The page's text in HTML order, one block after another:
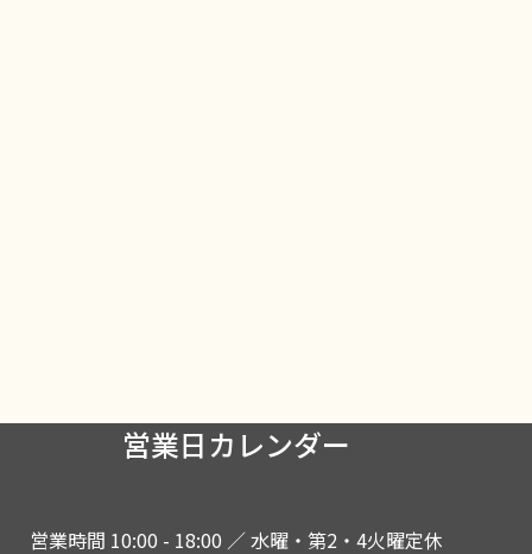
営業日カレンダー
営業時間 10:00 - 18:00 ／ 水曜・第2・4火曜定休